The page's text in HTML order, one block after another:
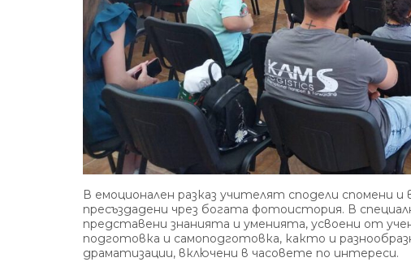
В емоционален разказ учителят сподели спомени
пресъздадени чрез богата фотоистория. В
представени знанията и уменията, усвоени от
подготовка и самоподготовка, както и
драматизации, включени в часовете по интереси.
Пенев“ с участие
среща на проекта
LIB-ty“
юли 8, 2026 Прегледа